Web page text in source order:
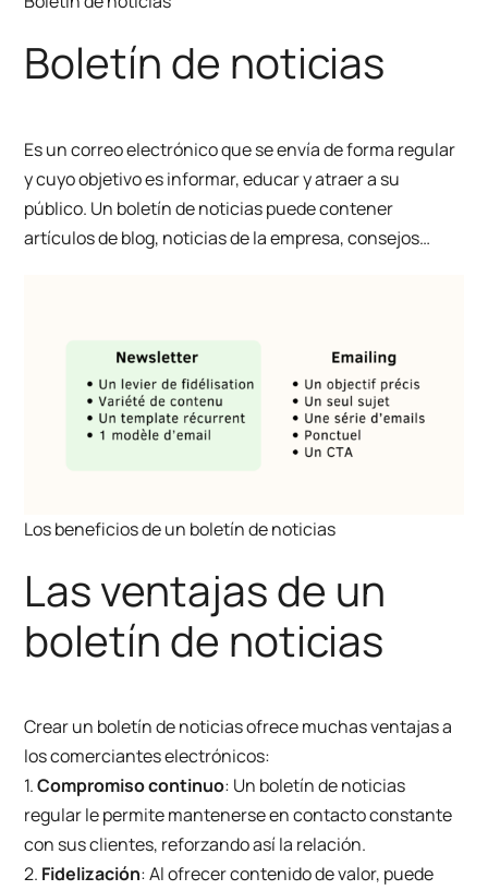
Boletín de noticias
Es un correo electrónico que se envía de forma regular
y cuyo objetivo es informar, educar y atraer a su
público. Un boletín de noticias puede contener
artículos de blog, noticias de la empresa, consejos…
Los beneficios de un boletín de noticias
Las ventajas de un
boletín de noticias
Crear un boletín de noticias ofrece muchas ventajas a
los comerciantes electrónicos:
1.Compromiso continuo: Un boletín de noticias
regular le permite mantenerse en contacto constante
con sus clientes, reforzando así la relación.
2. Fidelización: Al ofrecer contenido de valor, puede